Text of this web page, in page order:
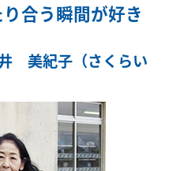
合う瞬間が好き
美紀子（さくらい